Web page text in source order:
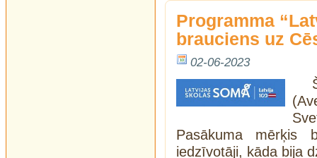
Programma
brauciens uz
02-06-2023
Pasākuma mērķis
iedzīvotāji, kāda bija